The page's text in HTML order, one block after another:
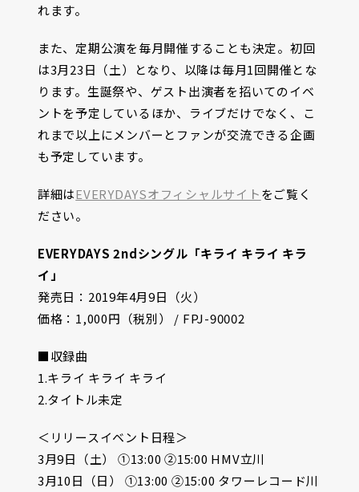
れます。
また、定期公演を毎月開催することも決定。初回
は3月23日（土）となり、以降は毎月1回開催とな
ります。生誕祭や、ゲスト出演者を招いてのイベ
ントを予定しているほか、ライブだけでなく、こ
れまで以上にメンバーとファンが交流できる企画
も予定しています。
詳細はEVERYDAYSオフィシャルサイトをご覧く
ださい。
EVERYDAYS 2ndシングル「キライ キライ キラ
イ」
発売日：2019年4月9日（火）
価格：1,000円（税別） / FPJ-90002
■収録曲
1.キライ キライ キライ
2.タイトル未定
＜リリースイベント日程＞
3月9日（土） ①13:00 ②15:00 HMV立川
3月10日（日） ①13:00 ②15:00 タワーレコード川